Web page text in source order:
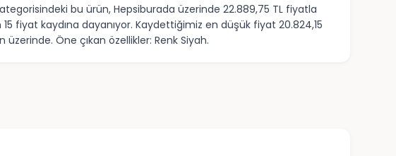
bu ürün, Hepsiburada üzerinde 22.889,75 TL fiyatla
fiyat kaydına dayanıyor. Kaydettiğimiz en düşük fiyat 20.824,15
Öne çıkan özellikler: Renk Siyah.